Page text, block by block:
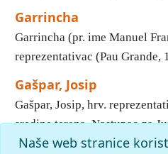
Garrincha
Garrincha (pr. ime Manuel
reprezentativac (Pau Grande,
Gašpar, Josip
Gašpar, Josip, hrv.
sredine terena. Nastupao za
Naše web stranice